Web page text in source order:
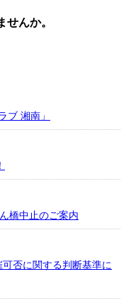
んか。
ブ 湘南」
橋中止のご案内
否に関する判断基準に